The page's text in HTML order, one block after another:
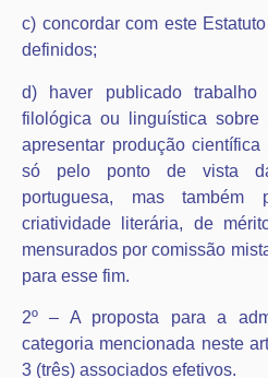
c) concordar com este
definidos;
d) haver publicado trabalho
filológica ou linguística
apresentar produção
só pelo ponto de vista da
portuguesa, mas
criatividade literária, de
mensurados por comissão
para esse fim.
2º – A proposta para a
categoria mencionada neste
3 (três) associados efetivos.